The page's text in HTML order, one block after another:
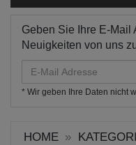
Geben Sie Ihre E-Mail
Neuigkeiten von uns
Mail
Adresse
* Wir geben Ihre Daten nicht
HOME